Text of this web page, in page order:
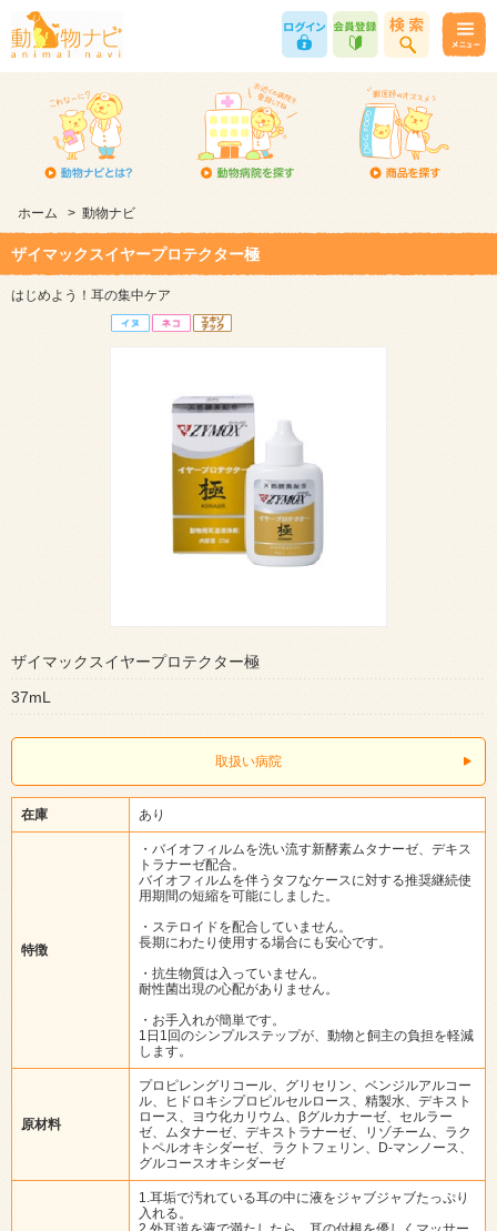
ホーム > 動物ナビ
ザイマックスイヤープロテクター極
はじめよう！耳の集中ケア
ザイマックスイヤープロテクター極
37mL
取扱い病院
在庫 あり
特徴
・バイオフィルムを洗い流す新酵素ムタナーゼ、デキス
トラナーゼ配合。
バイオフィルムを伴うタフなケースに対する推奨継続使
用期間の短縮を可能にしました。
・ステロイドを配合していません。
長期にわたり使用する場合にも安心です。
・抗生物質は入っていません。
耐性菌出現の心配がありません。
・お手入れが簡単です。
1日1回のシンプルステップが、動物と飼主の負担を軽減
します。
原材料
プロピレングリコール、グリセリン、ベンジルアルコー
ル、ヒドロキシプロピルセルロース、精製水、デキスト
ロース、ヨウ化カリウム、βグルカナーゼ、セルラー
ゼ、ムタナーゼ、デキストラナーゼ、リゾチーム、ラク
トペルオキシダーゼ、ラクトフェリン、D-マンノース、
グルコースオキシダーゼ
1.耳垢で汚れている耳の中に液をジャブジャブたっぷり
入れる。